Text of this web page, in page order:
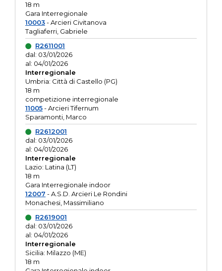
18 m
Gara Interregionale
10003- Arcieri Civitanova
Tagliaferri, Gabriele
R2611001
dal: 03/01/2026
al: 04/01/2026
Interregionale
Umbria: Città di Castello (PG)
18 m
competizione interregionale
11005- Arcieri Tifernum
Sparamonti, Marco
R2612001
dal: 03/01/2026
al: 04/01/2026
Interregionale
Lazio: Latina (LT)
18 m
Gara Interregionale indoor
12007 - A.S.D. Arcieri Le Rondini
Monachesi, Massimiliano
R2619001
dal: 03/01/2026
al: 04/01/2026
Interregionale
Sicilia: Milazzo (ME)
18 m